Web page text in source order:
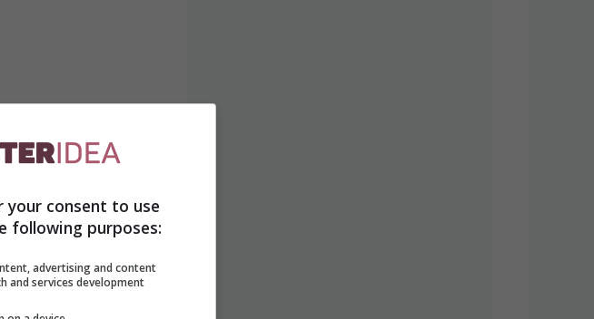
delle
di Apple,
seguire.
consent to use
following purposes:
advertising and content
and services development